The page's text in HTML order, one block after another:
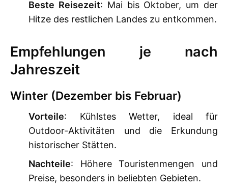
Beste Reisezeit: Mai bis Oktober, um der
Hitze des restlichen Landes zu entkommen.
Empfehlungen je nach
Jahreszeit
Winter (Dezember bis Februar)
Vorteile: Kühlstes Wetter, ideal für
Outdoor-Aktivitäten und die Erkundung
historischer Stätten.
Nachteile: Höhere Touristenmengen und
Preise, besonders in beliebten Gebieten.